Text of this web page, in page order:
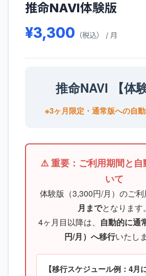
推命NAVI体験版
¥3,300 （税込） / 月
推命NAVI 【体
※3ヶ月限定・通常版への自
⚠️ 重要：ご利用期間と自
いて
体験版（3,300円/月）のご利
月までとなります。
4ヶ月目以降は、 自動的に通
円/月）へ移行いたし
【移行スケジュール例：4月